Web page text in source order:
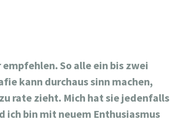
So alle ein bis zwei
kann durchaus sinn machen,
rate zieht. Mich hat sie jedenfalls
ich bin mit neuem Enthusiasmus